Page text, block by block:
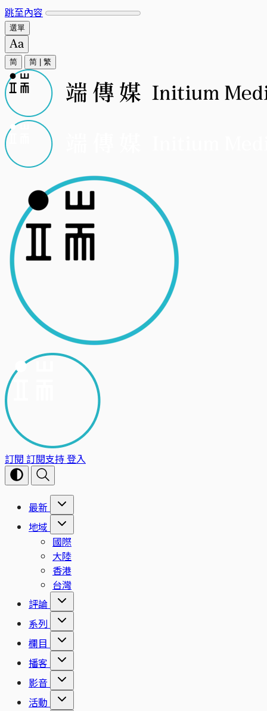
跳至內容
選單
简 简 繁
訂閱 訂閱支持登入
最新
地域
國際
大陸
香港
台灣
評論
系列
欄目
播客
影音
活動